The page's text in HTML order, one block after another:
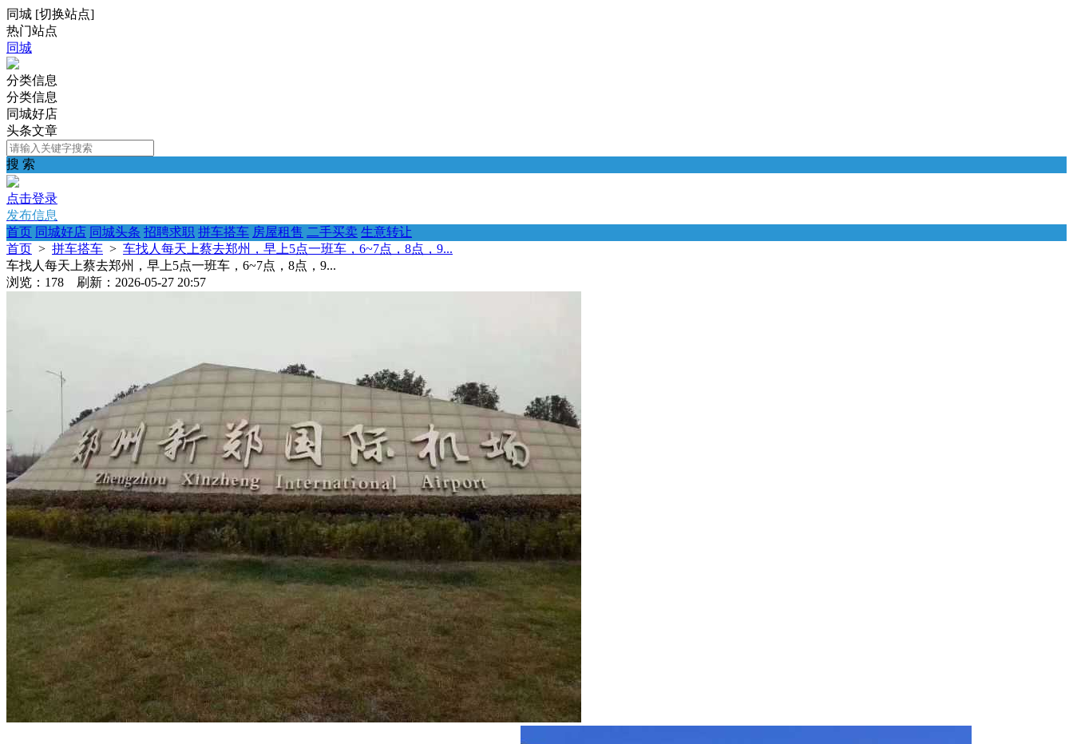
同城 [切换站点]
热门站点
同城
分类信息
分类信息
同城好店
头条文章
搜 索
点击登录
发布信息
首页 同城好店 同城头条 招聘求职 拼车搭车 房屋租售 二手买卖 生意转让
首页 > 拼车搭车 > 车找人每天上蔡去郑州，早上5点一班车，6~7点，8点，9...
车找人每天上蔡去郑州，早上5点一班车，6~7点，8点，9...
浏览：178 刷新：2026-05-27 20:57